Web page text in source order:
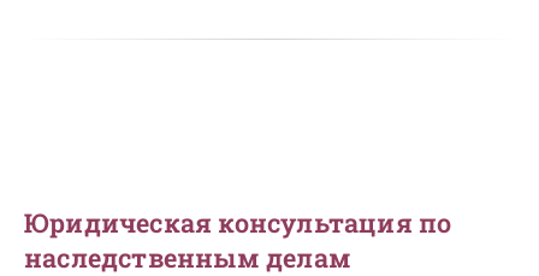
Юридическая консультация по
наследственным делам